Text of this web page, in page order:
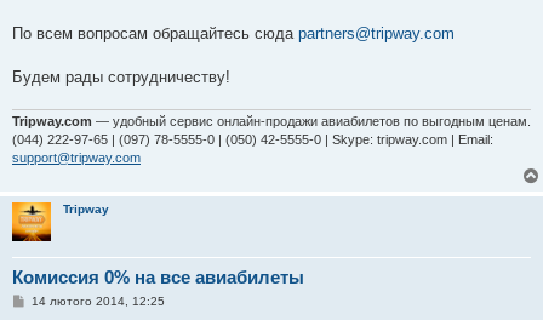
По всем вопросам обращайтесь сюда partners@tripway.com
Будем рады сотрудничеству!
Tripway.com — удобный сервис онлайн-продажи авиабилетов по выгодным ценам.
(044) 222-97-65 | (097) 78-5555-0 | (050) 42-5555-0 | Skype: tripway.com | Email:
support@tripway.com
Tripway
Комиссия 0% на все авиабилеты
П14 лютого 2014, 12:25